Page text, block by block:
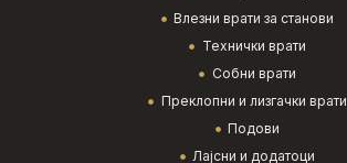
Влезни врати за станови
Технички врати
Собни врати
Преклопни и лизгачки врати
Подови
Лајсни и додатоци